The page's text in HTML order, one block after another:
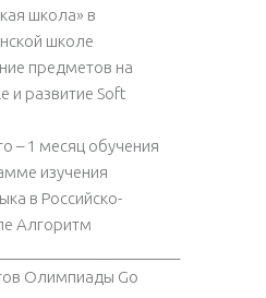
школа» в
школе
предметов на
и развитие Soft
– 1 месяц обучения
изучения
в Российско-
Алгоритм
Олимпиады Go